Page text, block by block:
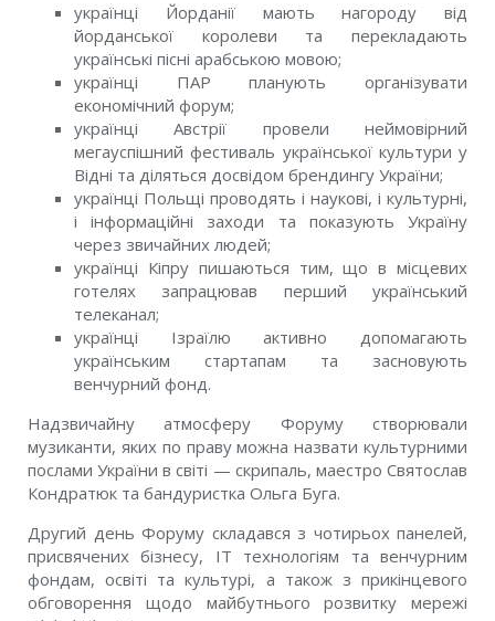
українці Йорданії мають нагороду від
йорданської королеви та перекладають
українські пісні арабською мовою;
українці ПАР планують організувати
економічний форум;
українці Австрії провели неймовірний
мегауспішний фестиваль української культури у
Відні та діляться досвідом брендингу України;
українці Польщі проводять і наукові, і культурні,
і інформаційні заходи та показують Україну
через звичайних людей;
українці Кіпру пишаються тим, що в місцевих
готелях запрацював перший український
телеканал;
українці Ізраїлю активно допомагають
українським стартапам та засновують
венчурний фонд.
Надзвичайну атмосферу Форуму створювали
музиканти, яких по праву можна назвати культурними
послами України в світі — скрипаль, маестро Святослав
Кондратюк та бандуристка Ольга Буга.
Другий день Форуму складався з чотирьох панелей,
присвячених бізнесу, ІТ технологіям та венчурним
фондам, освіті та культурі, а також з прикінцевого
обговорення щодо майбутнього розвитку мережі